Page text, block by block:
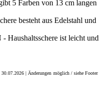
5 Farben von 13 cm langen
besteht aus Edelstahl und
ist leicht und
30.07.2026 | Änderungen möglich / siehe Footer